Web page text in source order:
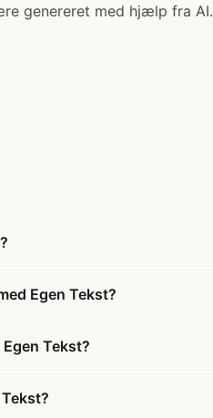
genereret med hjælp fra AI.
Egen Tekst?
Tekst?